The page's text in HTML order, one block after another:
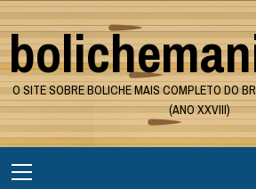
Skip
to
content
O SITE SOBRE BOLICHE MAIS COMPLETO DO
(ANO XXVIII)
Menu